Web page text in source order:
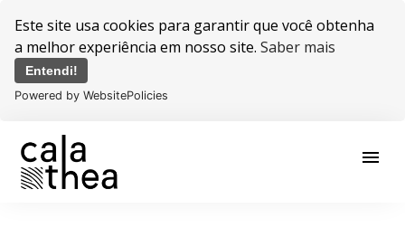
Este site usa cookies para garantir que você obtenha
a melhor experiência em nosso site. Saber mais
Entendi!
Powered by WebsitePolicies
menu